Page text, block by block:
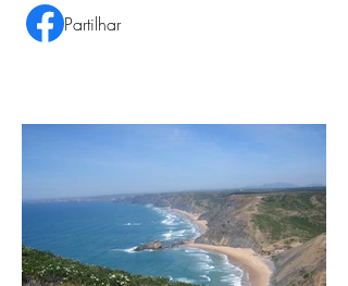
Partilhar